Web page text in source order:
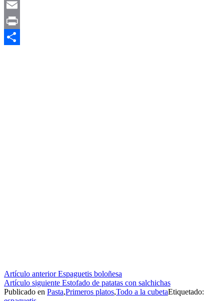
Pinterest
Email
Print
Seguir
leyendo
Artículo anteriorEspaguetis boloñesa
Artículo siguiente Estofado de patatas con salchichas
Publicado en Pasta,Primeros platos,Todo a la cubetaEtiquetado: